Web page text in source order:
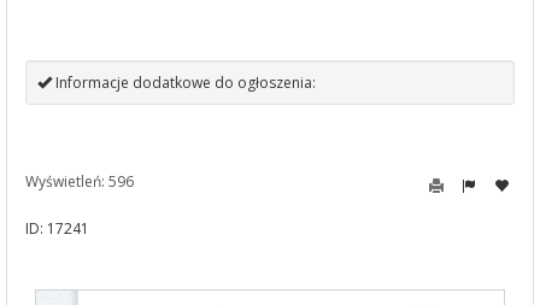
Informacje dodatkowe do ogłoszenia:
Wyświetleń: 596
ID: 17241